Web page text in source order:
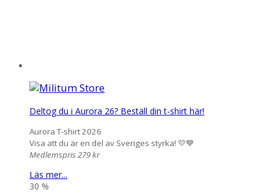
Deltog du i Aurora 26? Beställ din t-shirt här!
Aurora T-shirt 2026
Visa att du är en del av Sveriges styrka! 💛💙
Medlemspris 279 kr
Läs mer...
30 %